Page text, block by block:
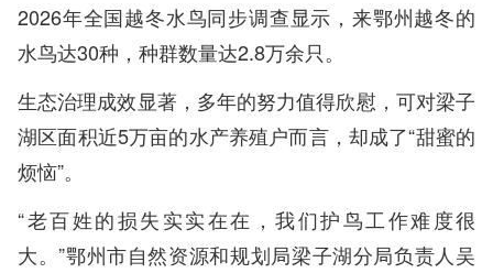
2026年全国越冬水鸟同步调查显示，来鄂州越冬的
水鸟达30种，种群数量达2.8万余只。
生态治理成效显著，多年的努力值得欣慰，可对梁子
湖区面积近5万亩的水产养殖户而言，却成了“甜蜜的
烦恼”。
“老百姓的损失实实在在，我们护鸟工作难度很
大。”鄂州市自然资源和规划局梁子湖分局负责人吴